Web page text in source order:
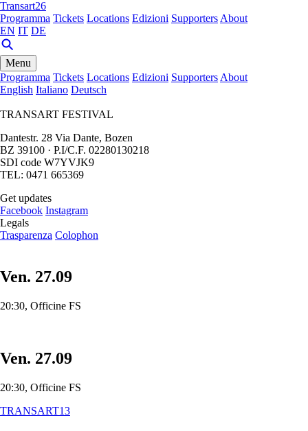
Transart26
Programma Tickets Locations Edizioni Supporters About
EN IT DE
Menu
Programma Tickets Locations Edizioni Supporters About
English Italiano Deutsch
TRANSART FESTIVAL
Dantestr. 28 Via Dante, Bozen
BZ 39100 · P.I/C.F. 02280130218
SDI code W7YVJK9
TEL: 0471 665369
Get updates
Facebook Instagram
Legals
Trasparenza Colophon
Ven. 27.09
20:30, Officine FS
Ven. 27.09
20:30, Officine FS
TRANSART13